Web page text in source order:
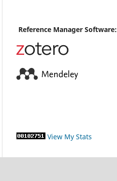
Reference Manager Software:
View My Stats